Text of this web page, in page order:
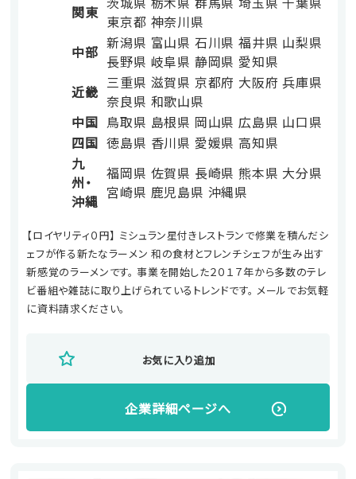
関東 東京都 神奈川県
中部 新潟県 富山県 石川県 福井県 山梨県
長野県 岐阜県 静岡県 愛知県
近畿 三重県 滋賀県 京都府 大阪府 兵庫県
奈良県 和歌山県
中国 鳥取県 島根県 岡山県 広島県 山口県
四国 徳島県 香川県 愛媛県 高知県
九
州・
沖縄
福岡県 佐賀県 長崎県 熊本県 大分県
宮崎県 鹿児島県 沖縄県
【ロイヤリティ０円】 ミシュラン星付きレストランで修業を積んだシ
ェフが作る新たなラーメン 和の食材とフレンチシェフが生み出す
新感覚のラーメンです。 事業を開始した２０１７年から多数のテレ
ビ番組や雑誌に取り上げられているトレンドです。 メールでお気軽
に資料請求ください。
お気に入り追加
企業詳細ページへ